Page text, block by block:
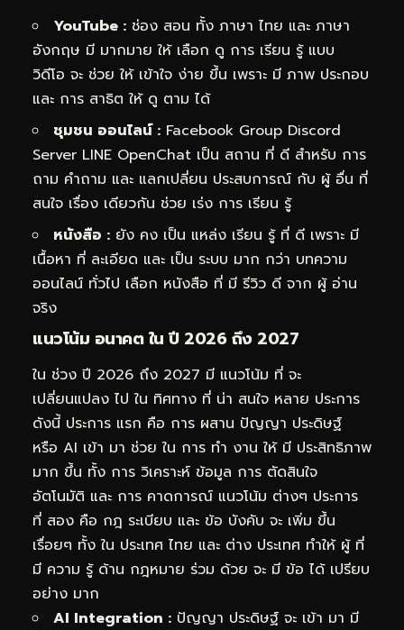
YouTube : ช่อง สอน ทั้ง ภาษา ไทย และ ภาษา
อังกฤษ มี มากมาย ให้ เลือก ดู การ เรียน รู้ แบบ
วิดีโอ จะ ช่วย ให้ เข้าใจ ง่าย ขึ้น เพราะ มี ภาพ ประกอบ
และ การ สาธิต ให้ ดู ตาม ได้
ชุมชน ออนไลน์ : Facebook Group Discord
Server LINE OpenChat เป็น สถาน ที่ ดี สำหรับ การ
ถาม คำถาม และ แลกเปลี่ยน ประสบการณ์ กับ ผู้ อื่น ที่
สนใจ เรื่อง เดียวกัน ช่วย เร่ง การ เรียน รู้
หนังสือ : ยัง คง เป็น แหล่ง เรียน รู้ ที่ ดี เพราะ มี
เนื้อหา ที่ ละเอียด และ เป็น ระบบ มาก กว่า บทความ
ออนไลน์ ทั่วไป เลือก หนังสือ ที่ มี รีวิว ดี จาก ผู้ อ่าน
จริง
แนวโน้ม อนาคต ใน ปี 2026 ถึง 2027
ใน ช่วง ปี 2026 ถึง 2027 มี แนวโน้ม ที่ จะ
เปลี่ยนแปลง ไป ใน ทิศทาง ที่ น่า สนใจ หลาย ประการ
ดังนี้ ประการ แรก คือ การ ผสาน ปัญญา ประดิษฐ์
หรือ AI เข้า มา ช่วย ใน การ ทำ งาน ให้ มี ประสิทธิภาพ
มาก ขึ้น ทั้ง การ วิเคราะห์ ข้อมูล การ ตัดสินใจ
อัตโนมัติ และ การ คาดการณ์ แนวโน้ม ต่างๆ ประการ
ที่ สอง คือ กฎ ระเบียบ และ ข้อ บังคับ จะ เพิ่ม ขึ้น
เรื่อยๆ ทั้ง ใน ประเทศ ไทย และ ต่าง ประเทศ ทำให้ ผู้ ที่
มี ความ รู้ ด้าน กฎหมาย ร่วม ด้วย จะ มี ข้อ ได้ เปรียบ
อย่าง มาก
AI Integration : ปัญญา ประดิษฐ์ จะ เข้า มา มี